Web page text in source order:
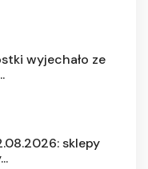
wyjechało ze
sklepy